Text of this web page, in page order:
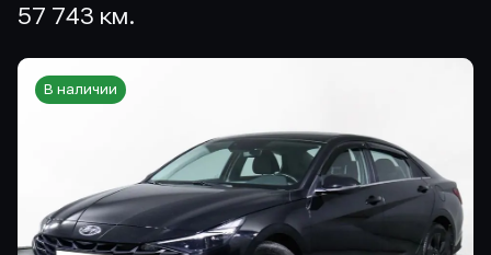
57 743 км.
В наличии